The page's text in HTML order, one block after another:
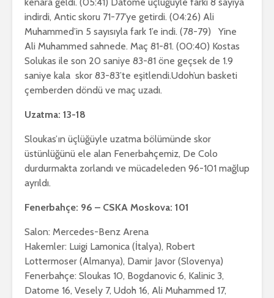
indirdi, Antic skoru 71-77’ye getirdi. (04:26) Ali
Muhammed’in 5 sayısıyla fark 1’e indi. (78-79) Yine
Ali Muhammed sahnede. Maç 81-81. (00:40) Kostas
Solukas ile son 20 saniye 83-81 öne geçsek de 1.9
saniye kala skor 83-83’te eşitlendi.Udoh’un basketi
çemberden döndü ve maç uzadı.
Uzatma: 13-18
Sloukas’ın üçlüğüyle uzatma bölümünde skor
üstünlüğünü ele alan Fenerbahçemiz, De Colo
durdurmakta zorlandı ve mücadeleden 96-101 mağlup
ayrıldı.
Fenerbahçe: 96 – CSKA Moskova: 101
Salon: Mercedes-Benz Arena
Hakemler: Luigi Lamonica (İtalya), Robert
Lottermoser (Almanya), Damir Javor (Slovenya)
Fenerbahçe: Sloukas 10, Bogdanovic 6, Kalinic 3,
Datome 16, Vesely 7, Udoh 16, Ali Muhammed 17,